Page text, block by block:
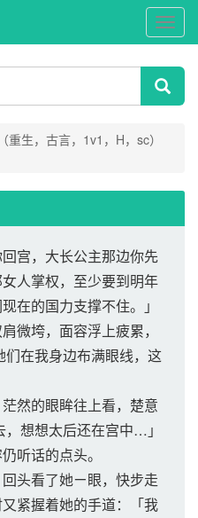
PO
文
生，古言，1v1，H，sc）
宫，大长公主那边你先
人掌权，至少要到明年
在的国力支撑不住。」
微垮，面容浮上疲累，
在我身边布满眼线，这
然的眼眸往上看，楚意
想想太后还在宫中…」
听话的点头。
头看了她ㄧ眼，快步走
紧握着她的手道：「我